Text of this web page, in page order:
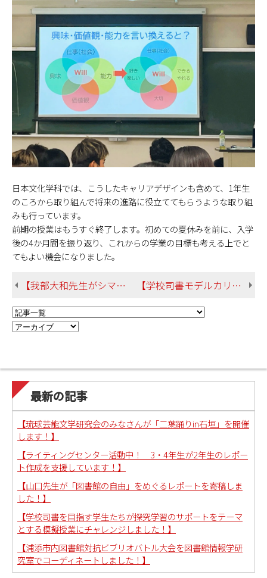
日本文化学科では、こうしたキャリアデザインも含めて、1年生
のころから取り組んで将来の進路に役立ててもらうような取り組
みも行っています。
前期の授業はもうすぐ終了します。初めての夏休みを前に、入学
後の4か月間を振り返り、これからの学業の目標も考える上でと
てもよい機会になりました。
【我部大和先生がシマ研究会の講師を務めました。テーマは「漢訳からみえる冠船芸能」】 【学校司書モデルカリキュラムの授業で図書館活用法をレクチャーする模擬授業を行いました！】
最新の記事
【琉球芸能文学研究会のみなさんが「二葉踊りin石垣」を開催
します！】
【ライティングセンター活動中！ 3・4年生が2年生のレポー
ト作成を支援しています！】
【山口先生が「図書館の自由」をめぐるレポートを寄稿しま
した！】
【学校司書を目指す学生たちが探究学習のサポートをテーマ
とする模擬授業にチャレンジしました！】
【浦添市内図書館対抗ビブリオバトル大会を図書館情報学研
究室でコーディネートしました！】